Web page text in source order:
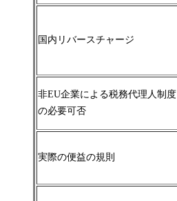
国内リバースチャージ
非EU企業による税務代理人制度
の必要可否
実際の便益の規則